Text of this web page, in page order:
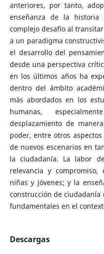
anteriores, por tanto,
enseñanza de la
complejo desafío al
a un paradigma
el desarrollo del
desde una perspectiva
en los últimos años ha
dentro del ámbito
más abordados en los
humanas,
desplazamiento de
poder, entre otros
de nuevos escenarios en
la ciudadanía. La labor
relevancia y
niñas y jóvenes; y la
construcción de ciudadanía
fundamentales en el
Descargas